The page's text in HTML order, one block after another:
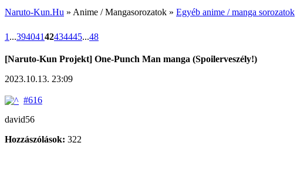
Naruto-Kun.Hu » Anime / Mangasorozatok » Egyéb anime / manga sorozatok
1 ...39404142434445...48
[Naruto-Kun Projekt] One-Punch Man manga (Spoilerveszély!)
2023.10.13. 23:09
#616
david56
Hozzászólások: 322